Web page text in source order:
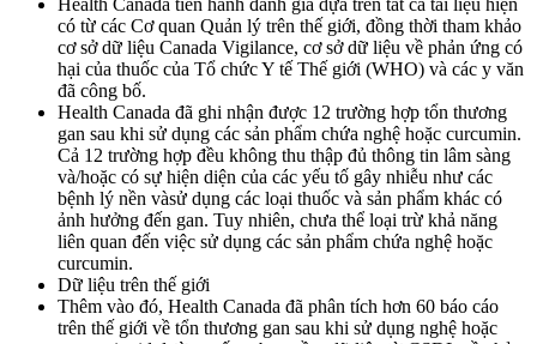
có từ các Cơ quan Quản lý trên thế giới, đồng thời tham khảo
cơ sở dữ liệu Canada Vigilance, cơ sở dữ liệu về phản ứng có
hại của thuốc của Tổ chức Y tế Thế giới (WHO) và các y văn
đã công bố.
Health Canada đã ghi nhận được 12 trường hợp tổn thương
gan sau khi sử dụng các sản phẩm chứa nghệ hoặc curcumin.
Cả 12 trường hợp đều không thu thập đủ thông tin lâm sàng
và/hoặc có sự hiện diện của các yếu tố gây nhiễu như các
bệnh lý nền vàsử dụng các loại thuốc và sản phẩm khác có
ảnh hưởng đến gan. Tuy nhiên, chưa thể loại trừ khả năng
liên quan đến việc sử dụng các sản phẩm chứa nghệ hoặc
curcumin.
Dữ liệu trên thế giới
Thêm vào đó, Health Canada đã phân tích hơn 60 báo cáo
trên thế giới về tổn thương gan sau khi sử dụng nghệ hoặc